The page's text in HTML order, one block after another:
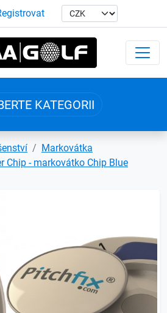
KATEGORII
Markovátka
Chip - markovátko Chip Blue